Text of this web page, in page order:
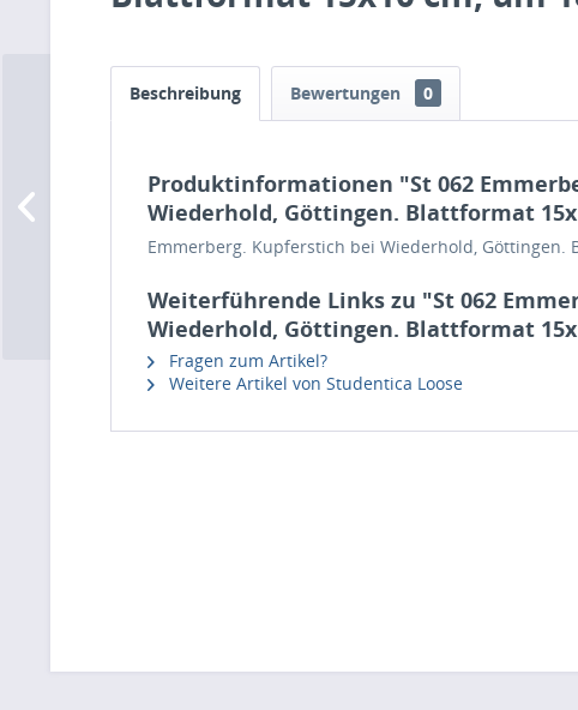
Beschreibung Bewertungen 0
Produktinformationen "St 062
Wiederhold, Göttingen. Blattformat
Emmerberg. Kupferstich bei Wiederhold, Göttingen.
Weiterführende Links zu "St 062
Wiederhold, Göttingen. Blattformat
Fragen zum Artikel?
Weitere Artikel von Studentica Loose